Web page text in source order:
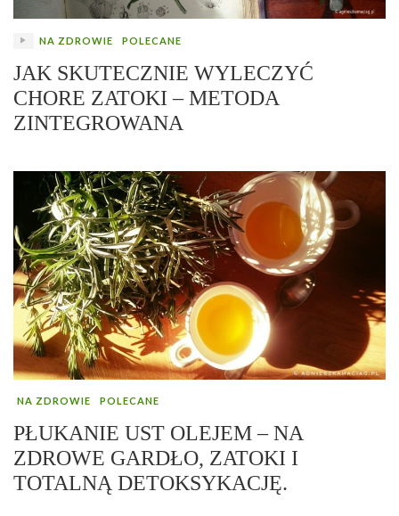
NA ZDROWIE POLECANE
JAK SKUTECZNIE WYLECZYĆ
CHORE ZATOKI – METODA
ZINTEGROWANA
NA ZDROWIE POLECANE
PŁUKANIE UST OLEJEM – NA
ZDROWE GARDŁO, ZATOKI I
TOTALNĄ DETOKSYKACJĘ.